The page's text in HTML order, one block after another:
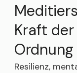
Kraft
Ordnung
Resilienz,